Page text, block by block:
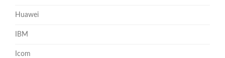
Huawei
IBM
Icom